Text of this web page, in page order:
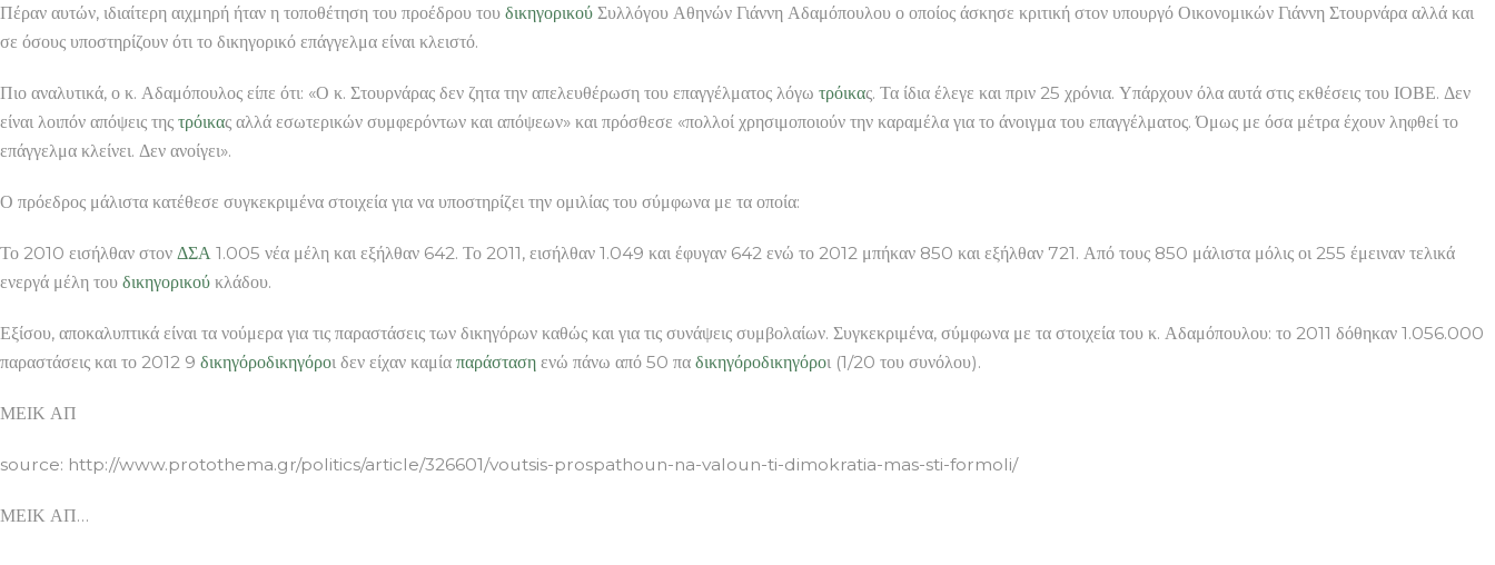
Πέραν αυτών, ιδιαίτερη αιχμηρή ήταν η τοποθέτηση του προέδρου του δικηγορικού Συλλόγου Αθηνών Γιάννη Αδαμόπουλου ο οποίος άσκησε κριτική στον υπουργό Οικονομικών Γιάννη Στουρνάρα αλλά και
σε όσους υποστηρίζουν ότι το δικηγορικό επάγγελμα είναι κλειστό.
Πιο αναλυτικά, ο κ. Αδαμόπουλος είπε ότι: «Ο κ. Στουρνάρας δεν ζητα την απελευθέρωση του επαγγέλματος λόγω τρόικας. Τα ίδια έλεγε και πριν 25 χρόνια. Υπάρχουν όλα αυτά στις εκθέσεις του ΙΟΒΕ. Δεν
είναι λοιπόν απόψεις της τρόικας αλλά εσωτερικών συμφερόντων και απόψεων» και πρόσθεσε «πολλοί χρησιμοποιούν την καραμέλα για το άνοιγμα του επαγγέλματος. Όμως με όσα μέτρα έχουν ληφθεί το
επάγγελμα κλείνει. Δεν ανοίγει».
Ο πρόεδρος μάλιστα κατέθεσε συγκεκριμένα στοιχεία για να υποστηρίζει την ομιλίας του σύμφωνα με τα οποία:
Το 2010 εισήλθαν στον ΔΣΑ 1.005 νέα μέλη και εξήλθαν 642. Το 2011, εισήλθαν 1.049 και έφυγαν 642 ενώ το 2012 μπήκαν 850 και εξήλθαν 721. Από τους 850 μάλιστα μόλις οι 255 έμειναν τελικά
ενεργά μέλη του δικηγορικού κλάδου.
Εξίσου, αποκαλυπτικά είναι τα νούμερα για τις παραστάσεις των δικηγόρων καθώς και για τις συνάψεις συμβολαίων. Συγκεκριμένα, σύμφωνα με τα στοιχεία του κ. Αδαμόπουλου: το 2011 δόθηκαν 1.056.000
παραστάσεις και το 2012 9 δικηγόροδικηγόροι δεν είχαν καμία παράσταση ενώ πάνω από 50 πα δικηγόροδικηγόροι (1/20 του συνόλου).
ΜΕΙΚ ΑΠ
source: http://www.protothema.gr/politics/article/326601/voutsis-prospathoun-na-valoun-ti-dimokratia-mas-sti-formoli/
ΜΕΙΚ ΑΠ…